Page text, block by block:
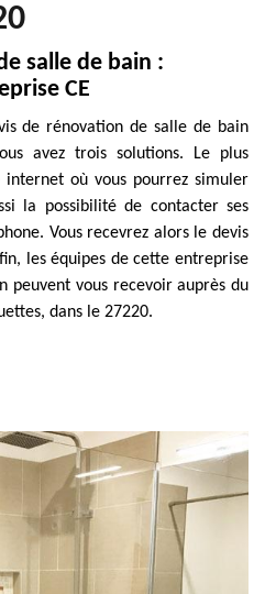
salle de bain :
CE
de rénovation de salle de bain
avez trois solutions. Le plus
où vous pourrez simuler
la possibilité de contacter ses
Vous recevrez alors le devis
les équipes de cette entreprise
peuvent vous recevoir auprès du
dans le 27220.